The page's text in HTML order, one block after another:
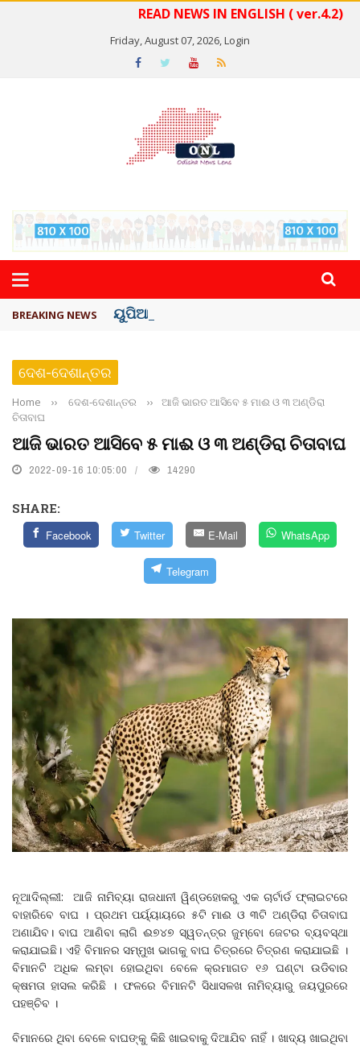
READ NEWS IN ENGLISH ( ver.4.2)
Friday, August 07, 2026,Login
BREAKING NEWS ୟୁପିଆଇ ଓ ଅନ୍ୟାନ୍ୟ ଡିଜିଟାଲ୍ ନେଣଦେଣ ...
ଦେଶ-ଦେଶାନ୍ତର
Home ›› ଦେଶ-ଦେଶାନ୍ତର ››
ଆଜି ଭାରତ ଆସିବେ ୫ ମାଈ ଓ ୩ ଅଣ୍ଡିରା
ଚିତାବାଘ
ଆଜି ଭାରତ ଆସିବେ ୫ ମାଈ ଓ ୩ ଅଣ୍ଡିରା ଚିତାବାଘ
2022-09-16 10:05:00 14290
SHARE:
Facebook Twitter E-Mail WhatsApp
Telegram
ନୂଆଦିଲ୍ଲୀ: ଆଜି ନାମିବ୍ୟା ରାଜଧାନୀ ୱିଣ୍ଡହୋକରୁ ଏକ ଚାର୍ଟାର୍ଡ ଫ୍ଲାଇଟରେ
ବାହାରିବେ ବାଘ । ପ୍ରଥମ ପର୍ୟ୍ୟାୟରେ ୫ଟି ମାଈ ଓ ୩ଟି ଅଣ୍ଡିରା ଚିତାବାଘ
ଅଣାଯିବ। ବାଘ ଆଣିବା ଲାଗି ଈ୭୪୭ ସ୍ୱତନ୍ତ୍ର ଜୁମ୍ବୋ ଜେଟର ବ୍ୟବସ୍ଥା
କରାଯାଇଛି। ଏହି ବିମାନର ସମ୍ମୁଖ ଭାଗକୁ ବାଘ ଚିତ୍ରରେ ଚିତ୍ରଣ କରାଯାଇଛି ।
ବିମାନଟି ଅଧିକ ଲମ୍ବା ହୋଇଥିବା ବେଳେ କ୍ରମାଗତ ୧୬ ଘଣ୍ଟା ଉଡିବାର
କ୍ଷମତା ହାସଲ କରିଛି । ଫଳରେ ବିମାନଟି ସିଧାସଳଖ ନାମିବ୍ୟାରୁ ଜୟପୁରରେ
ପହଞ୍ଚିବ ।
ବିମାନରେ ଥିବା ବେଳେ ବାଘଙ୍କୁ କିଛି ଖାଇବାକୁ ଦିଆଯିବ ନାହିଁ । ଖାଦ୍ୟ ଖାଇଥିବା